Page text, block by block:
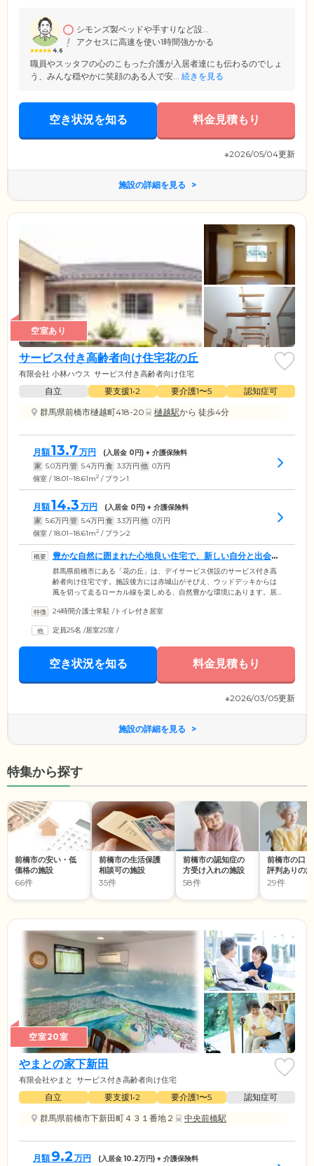
4.6
シモンズ製ベッドや手すりなど設...
アクセスに高速を使い1時間強かかる
職員やスッタフの心のこもった介護が入居者達にも伝わるのでしょ
う、みんな穏やかに笑顔のある人で安... 続きを見る
空き状況を知る 料金見積もり
※2026/05/04更新
施設の詳細を見る
空室あり
サービス付き高齢者向け住宅花の丘
有限会社 小林ハウス サービス付き高齢者向け住宅
自立 要支援1•2 要介護1〜5
認知症可
群馬県前橋市樋越町418-20
樋越駅から 徒歩4分
月額13.7万円 (入居金 0円) + 介護保険料
家 5.0万円 管 5.4万円 食 3.3万円 他 0万円
個室 / 18.01~18.61m2 / プラン1
月額14.3 万円 (入居金 0円) + 介護保険料
家 5.6万円 管 5.4万円 食 3.3万円 他 0万円
個室 / 18.01~18.61m2 / プラン2
豊かな自然に囲まれた心地良い住宅で、新しい自分と出会え
ます
群馬県前橋市にある「花の丘」は、デイサービス併設のサービス付き高
齢者向け住宅です。施設後方には赤城山がそびえ、ウッドデッキからは
風を切って走るローカル線を楽しめる、自然豊かな環境にあります。居
す。施設中央には、美しい花々や緑を楽しめるパティオ(中庭)があり、天
けます。そのほか、ヒノキで作った足湯スペースや温もりあふれる薪ス
トーブなど、充実の設備を整えております。ほっと一息つける居心地の
24時間介護士常駐 /トイレ付き居室
定員25名 /居室25室 /
空き状況を知る 料金見積もり
※2026/03/05更新
施設の詳細を見る
特集から探す
前橋市の安い・低
価格の施設
66件
前橋市の生活保護
相談可の施設
35件
前橋市の認知症の
方受け入れの施設
58件
前橋市の口
評判ありの
29件
空室20室
やまとの家下新田
有限会社やまと サービス付き高齢者向け住宅
自立 要支援1•2 要介護1〜5
認知症可
群馬県前橋市下新田町４３１番地２
中央前橋駅
月額 9.2 万円 (入居金10.2万円) + 介護保険料